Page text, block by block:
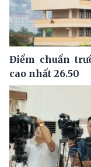
Điểm chuẩn
cao nhất 26.50